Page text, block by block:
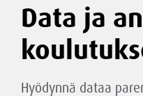
Data ja
Hyödynnä dataa